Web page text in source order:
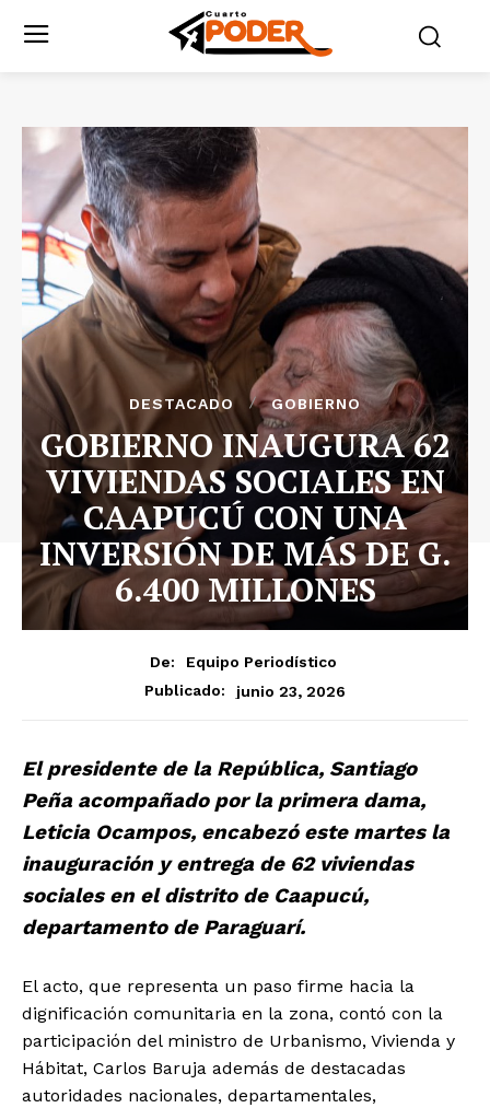
DESTACADO GOBIERNO
GOBIERNO INAUGURA 62
VIVIENDAS SOCIALES EN
CAAPUCÚ CON UNA
INVERSIÓN DE MÁS DE G.
6.400 MILLONES
De:
Equipo Periodístico
Publicado:
junio 23, 2026
El presidente de la República, Santiago
Peña acompañado por la primera dama,
Leticia Ocampos, encabezó este martes la
inauguración y entrega de 62 viviendas
sociales en el distrito de Caapucú,
departamento de Paraguarí.
El acto, que representa un paso firme hacia la
dignificación comunitaria en la zona, contó con la
participación del ministro de Urbanismo, Vivienda y
Hábitat, Carlos Baruja además de destacadas
autoridades nacionales, departamentales,